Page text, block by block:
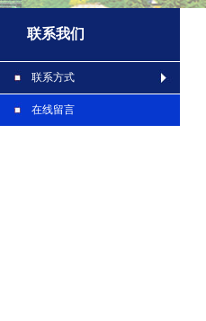
联系我们
联系方式
在线留言